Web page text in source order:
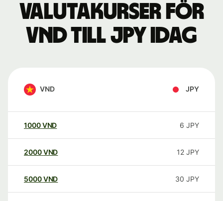
Valutakurser för
VND till JPY idag
VND JPY
1000VND 6 JPY
2000VND 12 JPY
5000VND 30 JPY